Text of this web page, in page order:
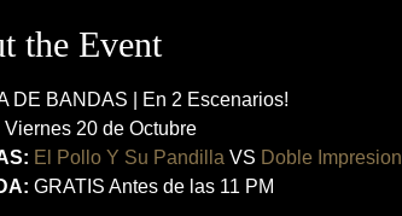
the Event
DE BANDAS | En 2 Escenarios!
Viernes 20 de Octubre
El Pollo Y Su Pandilla VS Doble Impresion
GRATIS Antes de las 11 PM